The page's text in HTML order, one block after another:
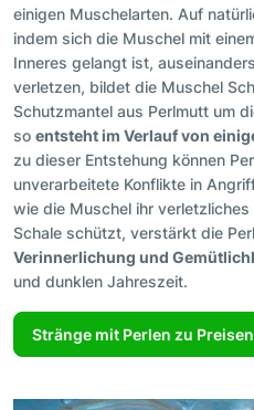
einigen Muschelarten. Auf
indem sich die Muschel mit
Inneres gelangt ist,
verletzen, bildet die Muschel
Schutzmantel aus Perlmutt um
so entsteht im Verlauf von
zu dieser Entstehung können
unverarbeitete Konflikte in
wie die Muschel ihr
Schale schützt, verstärkt die
Verinnerlichung und
und dunklen Jahreszeit.
Stränge mit Perlen zu